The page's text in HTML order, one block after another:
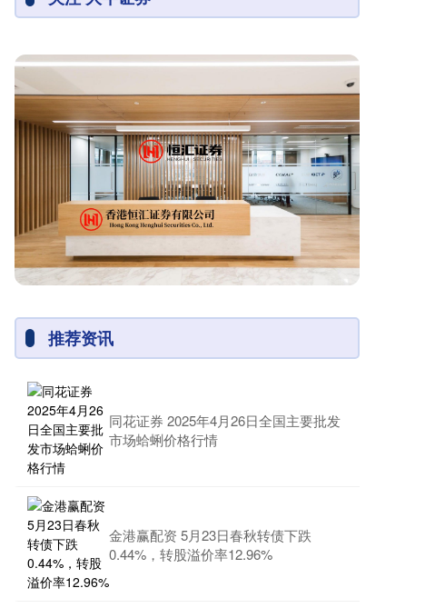
推荐资讯
同花证券 2025年4月26日全国主要批发
市场蛤蜊价格行情
金港赢配资 5月23日春秋转债下跌
0.44%，转股溢价率12.96%